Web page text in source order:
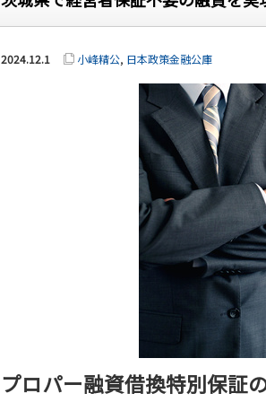
2024.12.1 小峰精公, 日本政策金融公庫
プロパー融資借換特別保証